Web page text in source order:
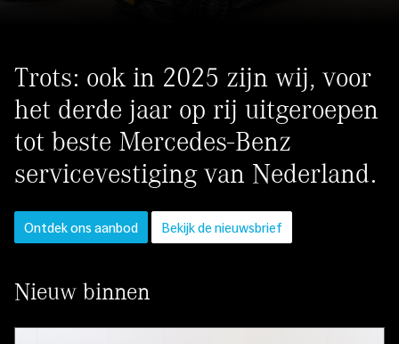
Trots: ook in 2025 zijn wij, voor
het derde jaar op rij uitgeroepen
tot beste Mercedes-Benz
servicevestiging van Nederland.
Ontdek ons aanbod Bekijk de nieuwsbrief
Nieuw binnen